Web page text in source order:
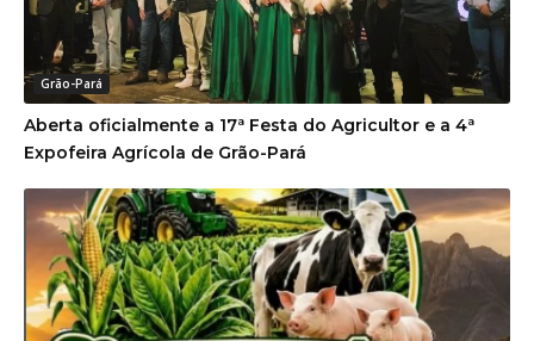
Grão-Pará
Aberta oficialmente a 17ª Festa do Agricultor e a 4ª
Expofeira Agrícola de Grão-Pará